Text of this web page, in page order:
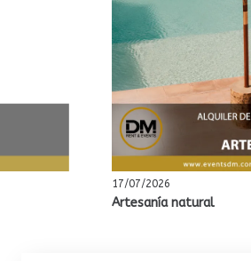
Artesanía natural